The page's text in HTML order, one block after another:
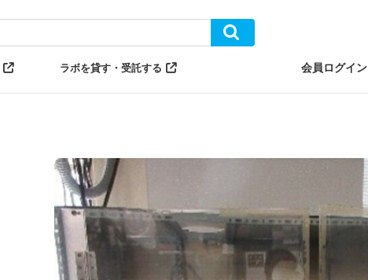
ラボを貸す・受託する 会員ログイン